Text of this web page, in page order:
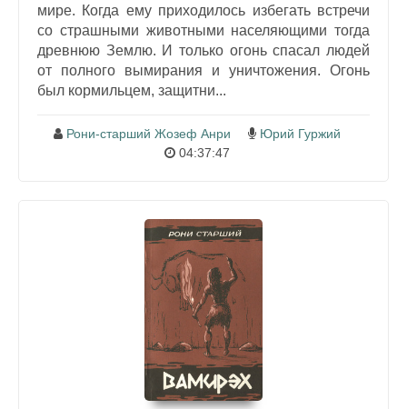
мире. Когда ему приходилось избегать встречи
со страшными животными населяющими тогда
древнюю Землю. И только огонь спасал людей
от полного вымирания и уничтожения. Огонь
был кормильцем, защитни...
Рони-старший Жозеф Анри
Юрий Гуржий
04:37:47